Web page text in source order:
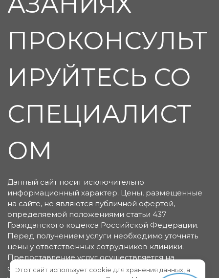
ПРОКОНСУЛЬТ
ИРУЙТЕСЬ СО
СПЕЦИАЛИСТ
ОМ
Данный сайт носит исключительно
информационный характер. Цены, размещенные
на сайте, не являются публичной офертой,
определяемой положениями статьи 437
Гражданского кодекса Российской Федерации.
Перед получением услуги необходимо уточнять
цены у ответственных сотрудников клиники.
Предоставление услуг осуществляется на
основании договора об оказании медицинских
Этот сайт использует cookie для хранения данных, а